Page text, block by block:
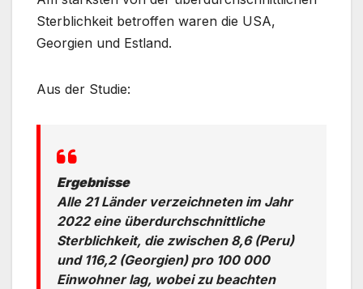
Sterblichkeit betroffen waren die USA,
Georgien und Estland.
Aus der Studie:
Ergebnisse
Alle 21 Länder verzeichneten im Jahr
2022 eine überdurchschnittliche
Sterblichkeit, die zwischen 8,6 (Peru)
und 116,2 (Georgien) pro 100 000
Einwohner lag, wobei zu beachten